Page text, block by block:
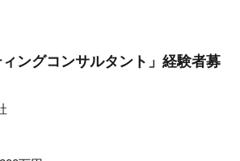
ィングコンサルタント」経験者募